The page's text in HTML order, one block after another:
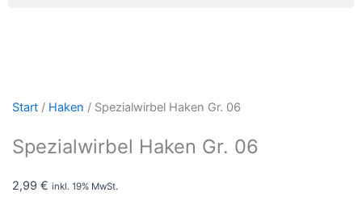
Start / Haken / Spezialwirbel Haken Gr. 06
Spezialwirbel Haken Gr. 06
2,99 € inkl. 19% MwSt.